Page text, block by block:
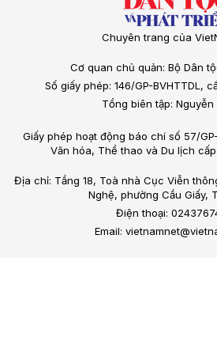
Chuyên trang của
Cơ quan chủ quản: Bộ Dân
Số giấy phép: 146/GP-BVHTTDL,
Tổng biên tập: Nguyễn
Giấy phép hoạt động báo chí số 57/
Văn hóa, Thể thao và Du lịch
Địa chỉ: Tầng 18, Toà nhà Cục Viễn
Nghệ, phường Cầu Giấy,
Điện thoại:
Email: